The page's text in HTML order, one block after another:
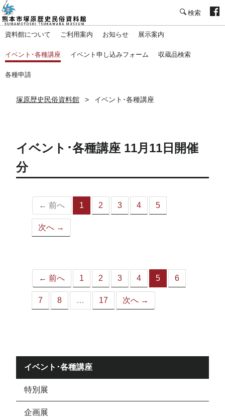
資料館について ご利用案内 お知らせ 展示案内
イベント･各種講座 イベント申し込みフォーム 収蔵品検索
各種申請
塚原歴史民俗資料館 イベント･各種講座
イベント･各種講座 11月11日開催
分
← 前へ 1
（こ
2 3 4 5
次へ →
← 前へ 1 2 3 4 5
（こ
6
7 8 … 17 次へ →
イベント･各種講座
特別展
企画展